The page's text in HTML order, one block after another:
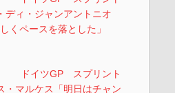
ィ・ジャンアントニオ
くペースを落とした」
ドイツGP スプリント
マルケス「明日はチャン